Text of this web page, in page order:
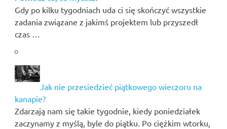
Gdy po kilku tygodniach uda ci się skończyć wszystkie
zadania związane z jakimś projektem lub przyszedł
czas …
Jak nie przesiedzieć piątkowego wieczoru na
kanapie?
Zdarzają nam się takie tygodnie, kiedy poniedziałek
zaczynamy z myślą, byle do piątku. Po ciężkim wtorku,